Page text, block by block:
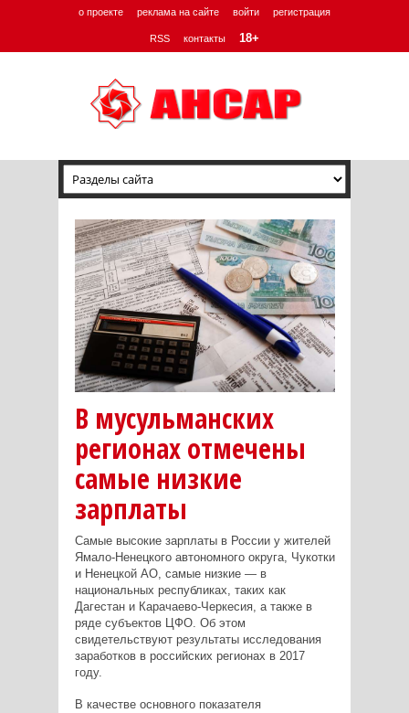
о проекте реклама на сайте войти регистрация
RSS контакты 18+
В мусульманских
регионах отмечены
самые низкие
зарплаты
Самые высокие зарплаты в России у жителей
Ямало-Ненецкого автономного округа, Чукотки
и Hенецкой АО, самые низкие — в
национальных республиках, таких как
Дагестан и Карачаево-Черкесия, а также в
ряде субъектов ЦФО. Об этом
свидетельствуют результаты исследования
заработков в российских регионах в 2017
году.
В качестве основного показателя